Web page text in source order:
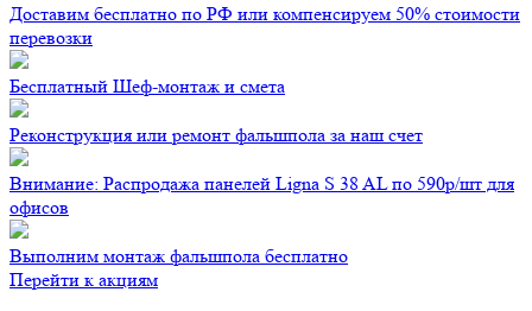
Доставим бесплатно по РФ или компенсируем 50% стоимости
перевозки
Бесплатный Шеф-монтаж и смета
Реконструкция или ремонт фальшпола за наш счет
Внимание: Распродажа панелей Ligna S 38 AL по 590р/шт для
офисов
Выполним монтаж фальшпола бесплатно
Перейти к акциям